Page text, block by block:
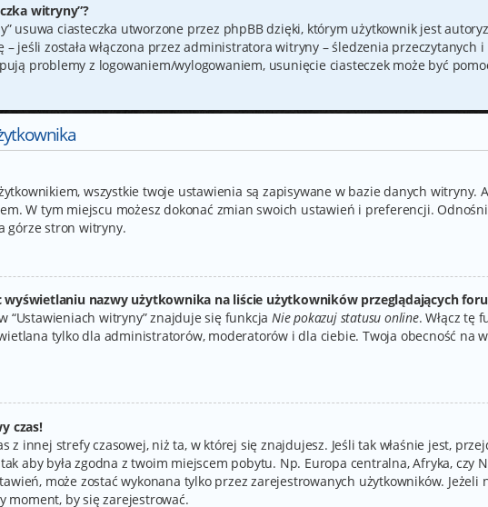
witryny”?
usuwa ciasteczka utworzone przez phpBB dzięki, którym użytkownik jest
jeśli została włączona przez administratora witryny – śledzenia przeczytanych
problemy z logowaniem/wylogowaniem, usunięcie ciasteczek może być
wszystkie twoje ustawienia są zapisywane w bazie danych witryny.
W tym miejscu możesz dokonać zmian swoich ustawień i preferencji.
górze stron witryny.
wyświetlaniu nazwy użytkownika na liście użytkowników przeglądających
“Ustawieniach witryny” znajduje się funkcja Nie pokazuj statusu online. Włącz tę
tylko dla administratorów, moderatorów i dla ciebie. Twoja obecność na
czas!
z innej strefy czasowej, niż ta, w której się znajdujesz. Jeśli tak właśnie jest,
aby była zgodna z twoim miejscem pobytu. Np. Europa centralna, Afryka, czy
może zostać wykonana tylko przez zarejestrowanych użytkowników.
moment, by się zarejestrować.